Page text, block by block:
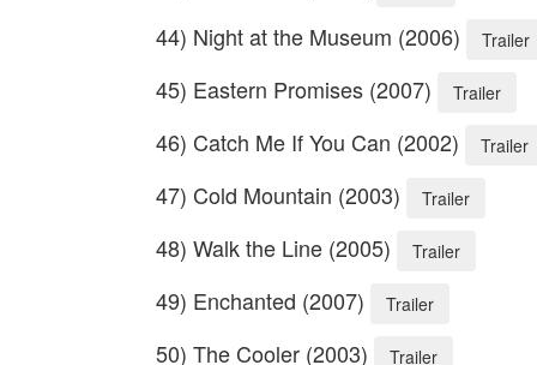
44) Night at the Museum (2006) Trailer
45) Eastern Promises (2007) Trailer
46) Catch Me If You Can (2002) Trailer
47) Cold Mountain (2003) Trailer
48) Walk the Line (2005) Trailer
49) Enchanted (2007) Trailer
50) The Cooler (2003) Trailer